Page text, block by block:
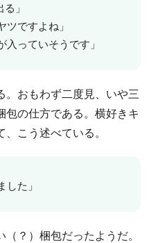
」
ツですよね」
入っていそうです」
。おもわず二度見、いや三
包の仕方である。横好きキ
こう述べている。
した」
？）梱包だったようだ。